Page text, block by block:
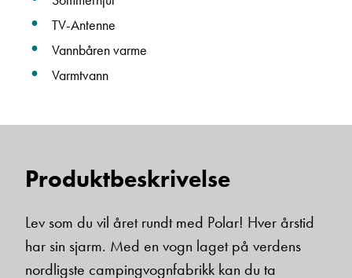
Butikkselger
Vis telefon
Vis epost
TV-Antenne
Vannbåren varme
Varmtvann
Produktbeskrivelse
Lev som du vil året rundt med Polar! Hver årstid
har sin sjarm. Med en vogn laget på verdens
nordligste campingvognfabrikk kan du ta